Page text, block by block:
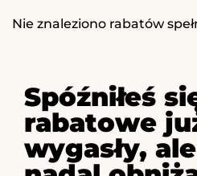
Nie znaleziono rabatów
Spóźniłeś
rabatowe
wygasły,